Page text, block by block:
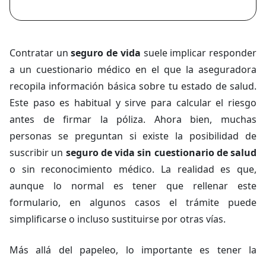
Contratar unseguro de vida suele implicar responder
a un cuestionario médico en el que la aseguradora
recopila información básica sobre tu estado de salud.
Este paso es habitual y sirve para calcular el riesgo
antes de firmar la póliza. Ahora bien, muchas
personas se preguntan si existe la posibilidad de
suscribir un seguro de vida sin cuestionario de salud
o sin reconocimiento médico. La realidad es que,
aunque lo normal es tener que rellenar este
formulario, en algunos casos el trámite puede
simplificarse o incluso sustituirse por otras vías.
Más allá del papeleo, lo importante es tener la